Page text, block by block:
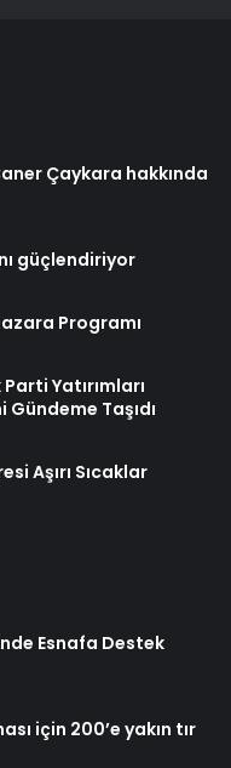
Çaykara hakkında
güçlendiriyor
Programı
Yatırımları
Taşıdı
Aşırı Sıcaklar
Esnafa Destek
için 200’e yakın tır